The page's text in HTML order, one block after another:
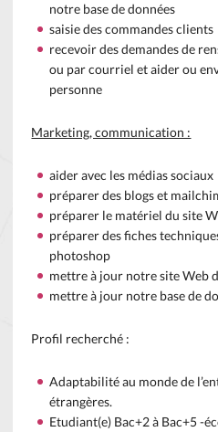
notre base de données
saisie des commandes clients
recevoir des demandes de
ou par courriel et aider ou
personne
Marketing, communication :
aider avec les médias sociaux
préparer des blogs et
préparer le matériel du site
préparer des fiches
photoshop
mettre à jour notre site Web
mettre à jour notre base de
Profil recherché :
Adaptabilité au monde de
étrangères.
Etudiant(e) Bac+2 à Bac+5 -